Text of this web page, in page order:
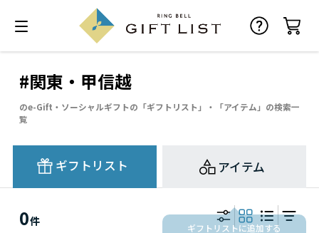
#関東・甲信越
のe-Gift・ソーシャルギフトの「ギフトリスト」・「アイテム」の検索一
覧
ギフトリスト アイテム
ギフトリストに追加する
0件